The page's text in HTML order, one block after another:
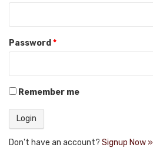
Password *
Remember me
Don't have an account? Signup Now »